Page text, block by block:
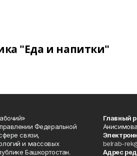
"Еда и напитки"
Федеральной
связи,
и массовых
Башкортостан.
Главный
belrab-
Адрес